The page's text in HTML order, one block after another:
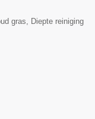
gras, Diepte reiniging